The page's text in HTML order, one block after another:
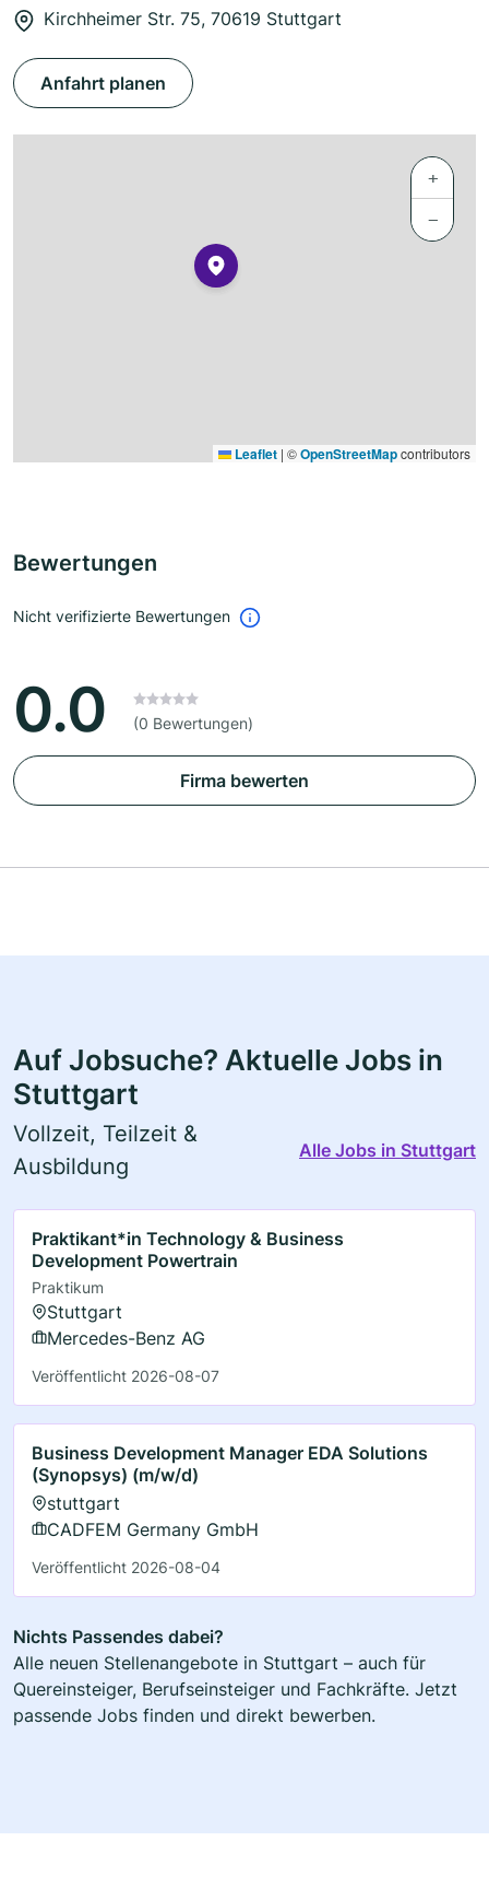
Kirchheimer Str. 75, 70619 Stuttgart
Anfahrt planen
+
−
Leaflet | ©OpenStreetMapcontributors
Bewertungen
Nicht verifizierte Bewertungen
0.0 (0 Bewertungen)
Firma bewerten
Auf Jobsuche? Aktuelle Jobs in
Stuttgart
Vollzeit, Teilzeit &
Ausbildung
Alle Jobs in Stuttgart
Praktikant*in Technology & Business
Development Powertrain
Praktikum
Stuttgart
Mercedes-Benz AG
Veröffentlicht 2026-08-07
Business Development Manager EDA Solutions
(Synopsys) (m/w/d)
stuttgart
CADFEM Germany GmbH
Veröffentlicht 2026-08-04
Nichts Passendes dabei?
Alle neuen Stellenangebote in Stuttgart – auch für
Quereinsteiger, Berufseinsteiger und Fachkräfte. Jetzt
passende Jobs finden und direkt bewerben.